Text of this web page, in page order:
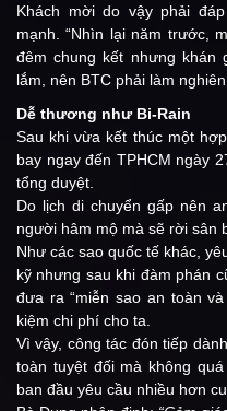
Khách mời do vậy phải
mạnh. “Nhìn lại năm trước,
đêm chung kết nhưng khán
lắm, nên BTC phải làm nghiên
Dễ thương như Bi-Rain
Sau khi vừa kết thúc một
bay ngay đến TPHCM ngày
tổng duyệt.
Do lịch di chuyển gấp nên
người hâm mộ mà sẽ rời sân
Như các sao quốc tế khác,
kỹ nhưng sau khi đàm phán
đưa ra “miễn sao an toàn
kiệm chi phí cho ta.
Vì vậy, công tác đón tiếp
toàn tuyệt đối mà không
ban đầu yêu cầu nhiều hơn